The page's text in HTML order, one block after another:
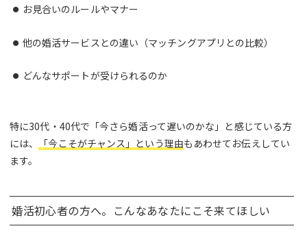
お見合いのルールやマナー
他の婚活サービスとの違い（マッチングアプリとの比較）
どんなサポートが受けられるのか
特に30代・40代で「今さら婚活って遅いのかな」と感じている方
には、
「今こそがチャンス」という理由もあわせてお伝えしてい
ます。
婚活初心者の方へ。こんなあなたにこそ来てほしい